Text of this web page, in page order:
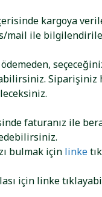
kargoya
mail ile
Siparişiniz
faturanız ile
bulmak için linke
için linke